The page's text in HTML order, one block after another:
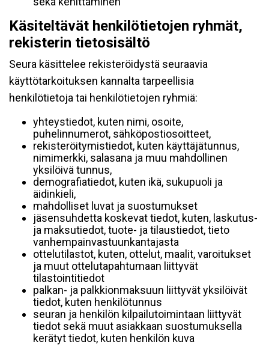
Käsiteltävät henkilötietojen ryhmät,
rekisterin tietosisältö
Seura käsittelee rekisteröidystä seuraavia
käyttötarkoituksen kannalta tarpeellisia
henkilötietoja tai henkilötietojen ryhmiä:
yhteystiedot, kuten nimi, osoite,
puhelinnumerot, sähköpostiosoitteet,
rekisteröitymistiedot, kuten käyttäjätunnus,
nimimerkki, salasana ja muu mahdollinen
yksilöivä tunnus,
demografiatiedot, kuten ikä, sukupuoli ja
äidinkieli,
mahdolliset luvat ja suostumukset
jäsensuhdetta koskevat tiedot, kuten, laskutus-
ja maksutiedot, tuote- ja tilaustiedot, tieto
vanhempainvastuunkantajasta
ottelutilastot, kuten, ottelut, maalit, varoitukset
ja muut ottelutapahtumaan liittyvät
tilastointitiedot
palkan- ja palkkionmaksuun liittyvät yksilöivät
tiedot, kuten henkilötunnus
seuran ja henkilön kilpailutoimintaan liittyvät
tiedot sekä muut asiakkaan suostumuksella
kerätyt tiedot, kuten henkilön kuva